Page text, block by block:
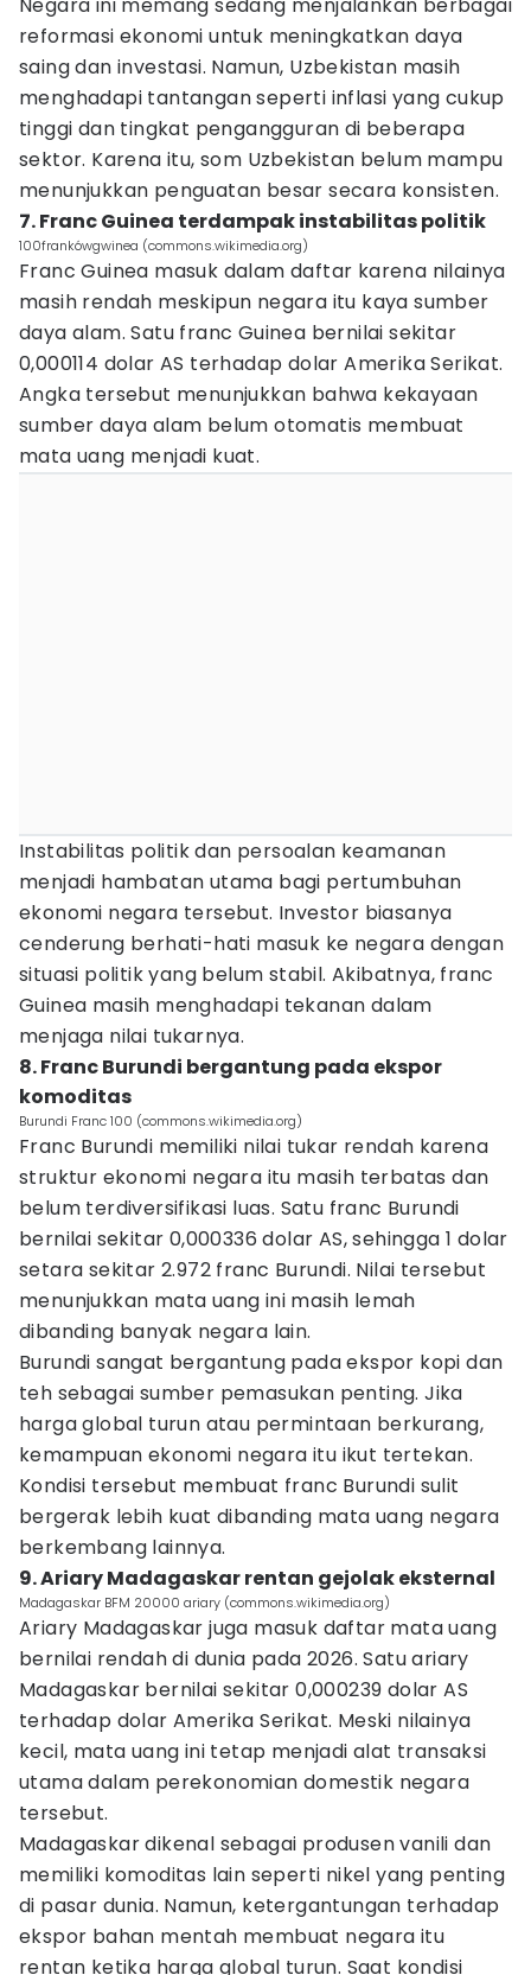
reformasi ekonomi untuk meningkatkan daya
saing dan investasi. Namun, Uzbekistan masih
menghadapi tantangan seperti inflasi yang cukup
tinggi dan tingkat pengangguran di beberapa
sektor. Karena itu, som Uzbekistan belum mampu
menunjukkan penguatan besar secara konsisten.
7. Franc Guinea terdampak instabilitas politik
100frankówgwinea (commons.wikimedia.org)
Franc Guinea masuk dalam daftar karena nilainya
masih rendah meskipun negara itu kaya sumber
daya alam. Satu franc Guinea bernilai sekitar
0,000114 dolar AS terhadap dolar Amerika Serikat.
Angka tersebut menunjukkan bahwa kekayaan
sumber daya alam belum otomatis membuat
mata uang menjadi kuat.
Instabilitas politik dan persoalan keamanan
menjadi hambatan utama bagi pertumbuhan
ekonomi negara tersebut. Investor biasanya
cenderung berhati-hati masuk ke negara dengan
situasi politik yang belum stabil. Akibatnya, franc
Guinea masih menghadapi tekanan dalam
menjaga nilai tukarnya.
8. Franc Burundi bergantung pada ekspor
komoditas
Burundi Franc 100 (commons.wikimedia.org)
Franc Burundi memiliki nilai tukar rendah karena
struktur ekonomi negara itu masih terbatas dan
belum terdiversifikasi luas. Satu franc Burundi
bernilai sekitar 0,000336 dolar AS, sehingga 1 dolar
setara sekitar 2.972 franc Burundi. Nilai tersebut
menunjukkan mata uang ini masih lemah
dibanding banyak negara lain.
Burundi sangat bergantung pada ekspor kopi dan
teh sebagai sumber pemasukan penting. Jika
harga global turun atau permintaan berkurang,
kemampuan ekonomi negara itu ikut tertekan.
Kondisi tersebut membuat franc Burundi sulit
bergerak lebih kuat dibanding mata uang negara
berkembang lainnya.
9. Ariary Madagaskar rentan gejolak eksternal
Madagaskar BFM 20000 ariary (commons.wikimedia.org)
Ariary Madagaskar juga masuk daftar mata uang
bernilai rendah di dunia pada 2026. Satu ariary
Madagaskar bernilai sekitar 0,000239 dolar AS
terhadap dolar Amerika Serikat. Meski nilainya
kecil, mata uang ini tetap menjadi alat transaksi
utama dalam perekonomian domestik negara
tersebut.
Madagaskar dikenal sebagai produsen vanili dan
memiliki komoditas lain seperti nikel yang penting
di pasar dunia. Namun, ketergantungan terhadap
ekspor bahan mentah membuat negara itu
rentan ketika harga global turun. Saat kondisi